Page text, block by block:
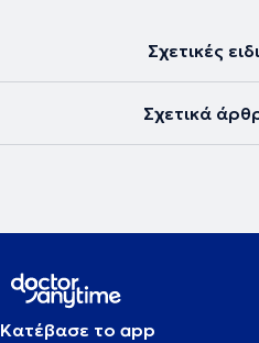
Σχετικές
Σχετικά
Κατέβασε το app